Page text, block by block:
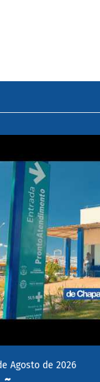
Agosto de 2026